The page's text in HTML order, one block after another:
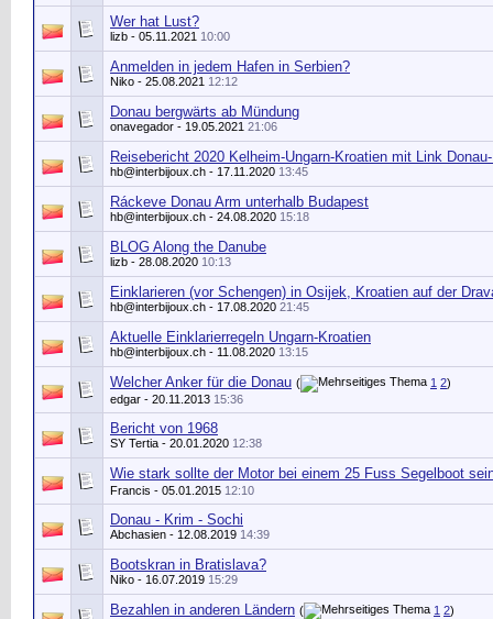
Wer hat Lust?
lizb - 05.11.2021 10:00
Anmelden in jedem Hafen in Serbien?
Niko - 25.08.2021 12:12
Donau bergwärts ab Mündung
onavegador - 19.05.2021 21:06
Reisebericht 2020 Kelheim-Ungarn-Kroatien mit Link
hb@interbijoux.ch - 17.11.2020 13:45
Ráckeve Donau Arm unterhalb Budapest
hb@interbijoux.ch - 24.08.2020 15:18
BLOG Along the Danube
lizb - 28.08.2020 10:13
Einklarieren (vor Schengen) in Osijek, Kroatien auf der
hb@interbijoux.ch - 17.08.2020 21:45
Aktuelle Einklarierregeln Ungarn-Kroatien
hb@interbijoux.ch - 11.08.2020 13:15
Welcher Anker für die Donau ( 1 2)
edgar - 20.11.2013 15:36
Bericht von 1968
SY Tertia - 20.01.2020 12:38
Wie stark sollte der Motor bei einem 25 Fuss Segelboot
Francis - 05.01.2015 12:10
Donau - Krim - Sochi
Abchasien - 12.08.2019 14:39
Bootskran in Bratislava?
Niko - 16.07.2019 15:29
Bezahlen in anderen Ländern ( 1 2)